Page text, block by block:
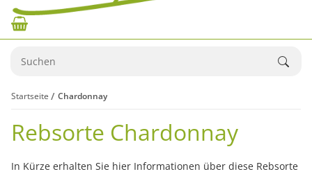
Startseite Chardonnay
Rebsorte Chardonnay
In Kürze erhalten Sie hier Informationen über diese Rebsorte